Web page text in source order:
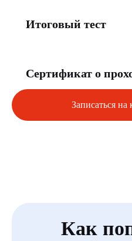
Итоговый тест
Сертификат о
Записаться на
Как